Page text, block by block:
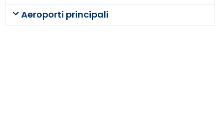
Aeroporti principali